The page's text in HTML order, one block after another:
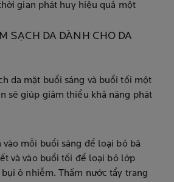
gian phát huy hiệu quả một
SẠCH DA DÀNH CHO DA
da mặt buổi sáng và buổi tối một
sẽ giúp giảm thiểu khả năng phát
vào mỗi buổi sáng để loại bỏ bã
và vào buổi tối để loại bỏ lớp
ô nhiễm. Thấm nước tẩy trang